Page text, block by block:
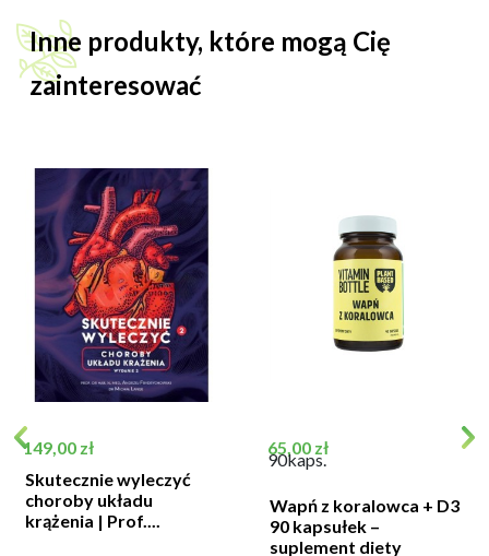
Inne produkty, które mogą Cię
zainteresować
Cena
149,00 zł
Skutecznie wyleczyć
choroby układu
krążenia | Prof....
Cena
65,00 zł
90kaps.
Wapń z koralowca + D3
90 kapsułek –
suplement diety